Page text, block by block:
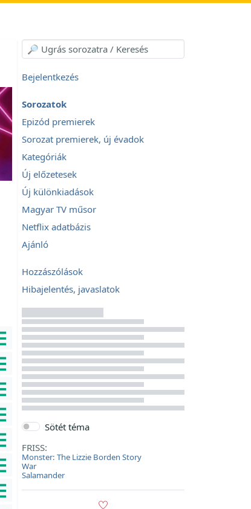
Bejelentkezés
Sorozatok
Epizód premierek
Sorozat premierek, új évadok
Kategóriák
Új előzetesek
Új különkiadások
Magyar TV műsor
Netflix adatbázis
Ajánló
Hozzászólások
Hibajelentés, javaslatok
Sötét téma
FRISS:
Monster: The Lizzie Borden Story
War
Salamander